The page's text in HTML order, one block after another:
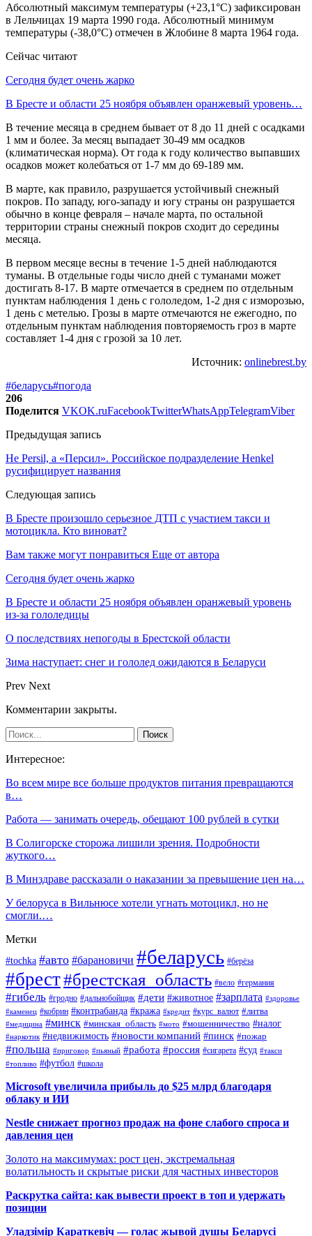
Абсолютный максимум температуры (+23,1°С) зафиксирован
в Лельчицах 19 марта 1990 года. Абсолютный минимум
температуры (-38,0°С) отмечен в Жлобине 8 марта 1964 года.
Сейчас читают
Сегодня будет очень жарко
В Бресте и области 25 ноября объявлен оранжевый уровень…
В течение месяца в среднем бывает от 8 до 11 дней с осадками
1 мм и более. За месяц выпадает 30-49 мм осадков
(климатическая норма). От года к году количество выпавших
осадков может колебаться от 1-7 мм до 69-189 мм.
В марте, как правило, разрушается устойчивый снежный
покров. По западу, юго-западу и югу страны он разрушается
обычно в конце февраля – начале марта, по остальной
территории страны снежный покров сходит до середины
месяца.
В первом месяце весны в течение 1-5 дней наблюдаются
туманы. В отдельные годы число дней с туманами может
достигать 8-17. В марте отмечается в среднем по отдельным
пунктам наблюдения 1 день с гололедом, 1-2 дня с изморозью,
1 день с метелью. Грозы в марте отмечаются не ежегодно, по
отдельным пунктам наблюдения повторяемость гроз в марте
составляет 1-4 дня с грозой за 10 лет.
Источник: onlinebrest.by
#беларусь#погода
206
Поделится VKOK.ruFacebookTwitterWhatsAppTelegramViber
Предыдущая запись
Не Persil, а «Персил». Российское подразделение Henkel
русифицирует названия
Следующая запись
В Бресте произошло серьезное ДТП с участием такси и
мотоцикла. Кто виноват?
Вам также могут понравиться Еще от автора
Сегодня будет очень жарко
В Бресте и области 25 ноября объявлен оранжевый уровень
из-за гололедицы
О последствиях непогоды в Брестской области
Зима наступает: снег и гололед ожидаются в Беларуси
Prev Next
Комментарии закрыты.
Интересное:
Во всем мире все больше продуктов питания превращаются
в…
Работа — занимать очередь, обещают 100 рублей в сутки
В Солигорске сторожа лишили зрения. Подробности
жуткого…
В Минздраве рассказали о наказании за превышение цен на…
У белоруса в Вильнюсе хотели угнать мотоцикл, но не
смогли.…
Метки
#tochka #авто #барановичи #беларусь #берёза
#брест#брестская_область #вело #германия
#гибель #гродно #дальнобойщик #дети #животное #зарплата #здоровье
#каменец #кобрин #контрабанда #кража #кредит #курс_валют #литва
#медицина #минск #минская_область #мото #мошенничество #налог
#наркотик #недвижимость #новости компаний #пинск #пожар
#польша #приговор #пьяный #работа #россия #сигарета #суд #такси
#топливо #футбол #школа
Microsoft увеличила прибыль до $25 млрд благодаря
облаку и ИИ
Nestle снижает прогноз продаж на фоне слабого спроса и
давления цен
Золото на максимумах: рост цен, экстремальная
волатильность и скрытые риски для частных инвесторов
Раскрутка сайта: как вывести проект в топ и удержать
позиции
Уладзімір Караткевіч — голас жывой душы Беларусі